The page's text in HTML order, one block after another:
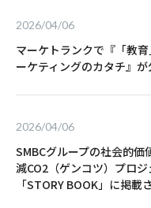
2026/04/06
マーケトランクで『「教
ーケティングのカタチ』
2026/04/06
SMBCグループの社会的
減CO2（ゲンコツ）プロ
「STORY BOOK」に掲載